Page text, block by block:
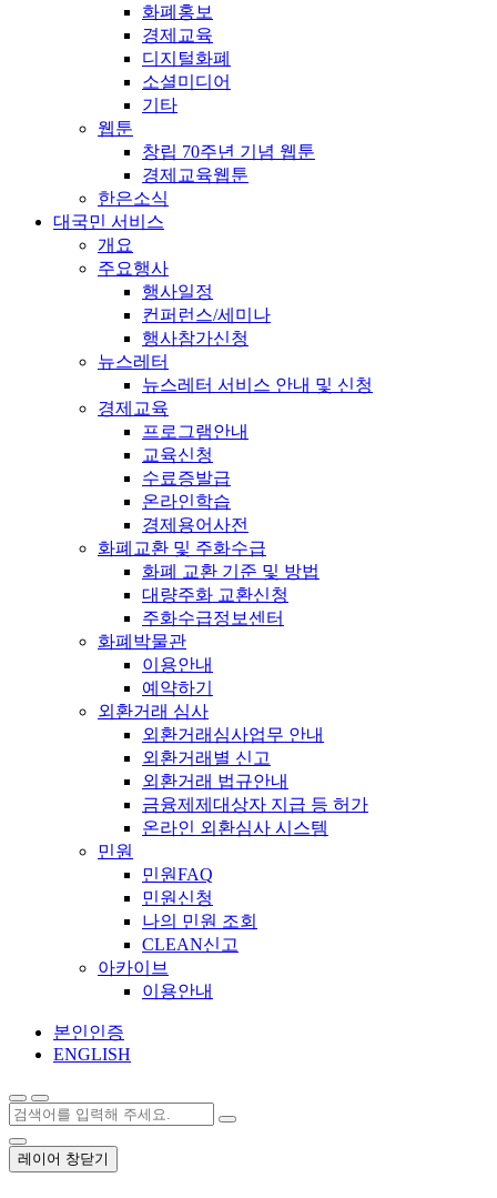
화폐홍보
경제교육
디지털화폐
소셜미디어
기타
웹툰
창립 70주년 기념 웹툰
경제교육웹툰
한은소식
대국민 서비스
개요
주요행사
행사일정
컨퍼런스/세미나
행사참가신청
뉴스레터
뉴스레터 서비스 안내 및 신청
경제교육
프로그램안내
교육신청
수료증발급
온라인학습
경제용어사전
화폐교환 및 주화수급
화폐 교환 기준 및 방법
대량주화 교환신청
주화수급정보센터
화폐박물관
이용안내
예약하기
외환거래 심사
외환거래심사업무 안내
외환거래별 신고
외환거래 법규안내
금융제제대상자 지급 등 허가
온라인 외환심사 시스템
민원
민원FAQ
민원신청
나의 민원 조회
CLEAN신고
아카이브
이용안내
본인인증
ENGLISH
레이어 창닫기